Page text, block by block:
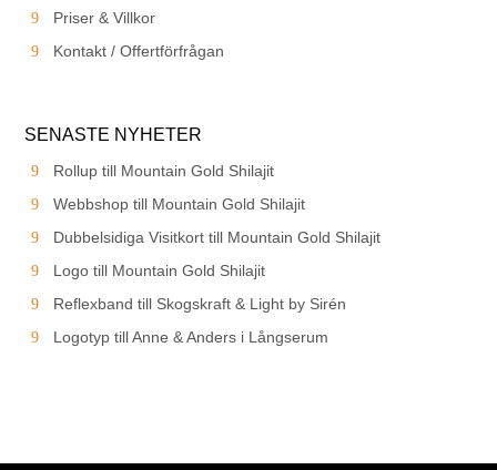
Priser & Villkor
Kontakt / Offertförfrågan
SENASTE NYHETER
Rollup till Mountain Gold Shilajit
Webbshop till Mountain Gold Shilajit
Dubbelsidiga Visitkort till Mountain Gold Shilajit
Logo till Mountain Gold Shilajit
Reflexband till Skogskraft & Light by Sirén
Logotyp till Anne & Anders i Långserum